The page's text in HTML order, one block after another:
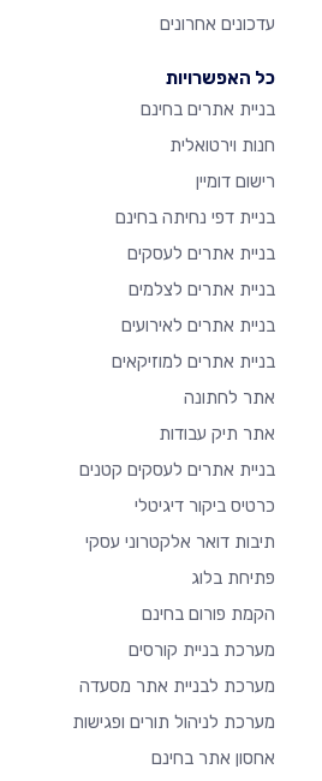
עדכונים אחרונים
כל האפשרויות
בניית אתרים בחינם
חנות וירטואלית
רישום דומיין
בניית דפי נחיתה בחינם
בניית אתרים לעסקים
בניית אתרים לצלמים
בניית אתרים לאירועים
בניית אתרים למוזיקאים
אתר לחתונה
אתר תיק עבודות
בניית אתרים לעסקים קטנים
כרטיס ביקור דיגיטלי
תיבות דואר אלקטרוני עסקי
פתיחת בלוג
הקמת פורום בחינם
מערכת בניית קורסים
מערכת לבניית אתר מסעדה
מערכת לניהול תורים ופגישות
אחסון אתר בחינם